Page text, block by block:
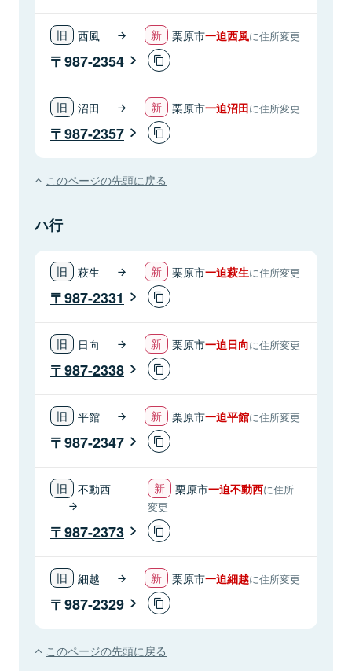
西風 栗原市一迫西風に住所変更
987-2354
沼田 栗原市一迫沼田に住所変更
987-2357
このページの先頭に戻る
ハ行
萩生 栗原市一迫萩生に住所変更
987-2331
日向 栗原市一迫日向に住所変更
987-2338
平館 栗原市一迫平館に住所変更
987-2347
不動西 栗原市一迫不動西に住所
変更
987-2373
細越 栗原市一迫細越に住所変更
987-2329
このページの先頭に戻る